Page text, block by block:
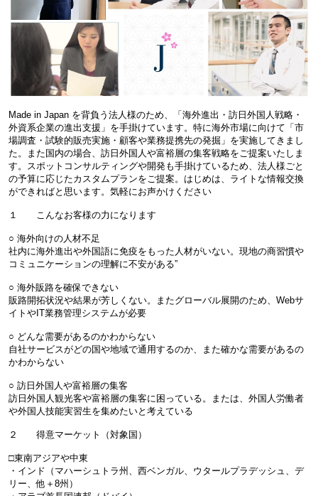
Made in Japan を背負う法人様のため、「海外進出・訪日外国人戦略・
外資系企業の進出支援」を手掛けています。特に海外市場に向けて「市
場調査・試験的販売実施・顧客や業務提携先の発掘」を実施してきまし
た。また国内の場合、訪日外国人や富裕層の集客戦略をご提案いたしま
す。スポットコンサルティングや開発も手掛けているため、法人様ごと
の予算に応じたカスタムプランをご提案。はじめは、ライトな情報交換
ができればと思います。気軽にお声かけください
１ こんなお客様の力になります
○ 海外向けの人材不足
社内に海外進出や外国語に免疫をもった人材がいない。現地の商習慣や
コミュニケーションの理解に不安がある”
○ 海外販路を確保できない
販路開拓状況や結果が芳しくない。またグローバル展開のため、Webサ
イトやIT業務管理システムが必要
○ どんな需要があるのかわからない
自社サービスがどの国や地域で通用するのか、また確かな需要があるの
かわからない
○ 訪日外国人や富裕層の集客
訪日外国人観光客や富裕層の集客に困っている。または、外国人労働者
や外国人技能実習生を集めたいと考えている
２ 得意マーケット（対象国）
□東南アジアや中東
・インド（マハーシュトラ州、西ベンガル、ウタールプラデッシュ、デ
リー、他＋8州）